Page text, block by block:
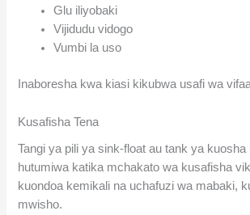
Glu iliyobaki
Vijidudu vidogo
Vumbi la uso
Inaboresha kwa kiasi kikubwa usafi wa
Kusafisha Tena
Tangi ya pili ya sink-float au tank ya kuosha
hutumiwa katika mchakato wa kusafisha
kuondoa kemikali na uchafuzi wa mabaki,
mwisho.